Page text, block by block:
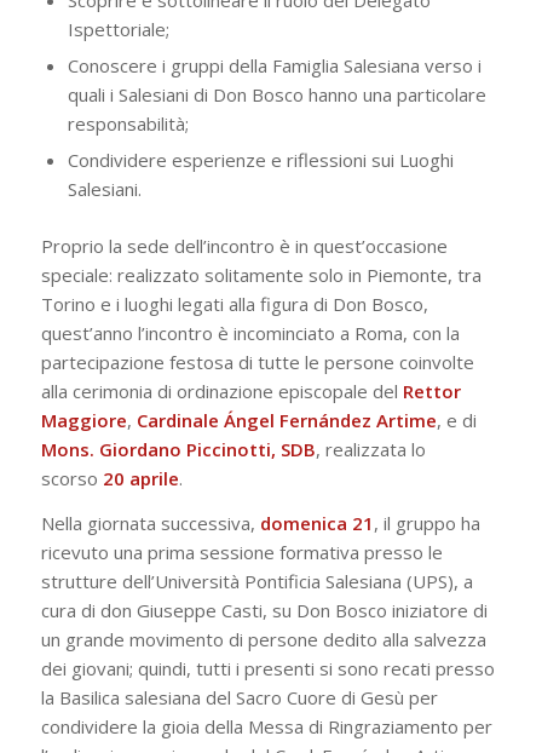
Ispettoriale;
Conoscere i gruppi della Famiglia Salesiana verso i
quali i Salesiani di Don Bosco hanno una particolare
responsabilità;
Condividere esperienze e riflessioni sui Luoghi
Salesiani.
Proprio la sede dell’incontro è in quest’occasione
speciale: realizzato solitamente solo in Piemonte, tra
Torino e i luoghi legati alla figura di Don Bosco,
quest’anno l’incontro è incominciato a Roma, con la
partecipazione festosa di tutte le persone coinvolte
alla cerimonia di ordinazione episcopale del Rettor
Maggiore, Cardinale Ángel Fernández Artime, e di
Mons. Giordano Piccinotti, SDB, realizzata lo
scorso 20 aprile.
Nella giornata successiva, domenica 21 , il gruppo ha
ricevuto una prima sessione formativa presso le
strutture dell’Università Pontificia Salesiana (UPS), a
cura di don Giuseppe Casti, su Don Bosco iniziatore di
un grande movimento di persone dedito alla salvezza
dei giovani; quindi, tutti i presenti si sono recati presso
la Basilica salesiana del Sacro Cuore di Gesù per
condividere la gioia della Messa di Ringraziamento per